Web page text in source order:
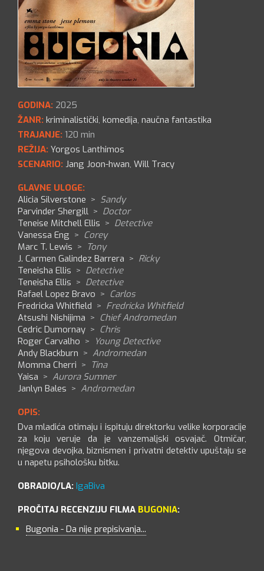
GODINA: 2025
ŽANR: kriminalistički, komedija, naučna fantastika
TRAJANJE: 120 min
REŽIJA: Yorgos Lanthimos
SCENARIO: Jang Joon-hwan, Will Tracy
GLAVNE ULOGE:
Alicia Silverstone > Sandy
Parvinder Shergill > Doctor
Teneise Mitchell Ellis > Detective
Vanessa Eng > Corey
Marc T. Lewis > Tony
J. Carmen Galindez Barrera > Ricky
Teneisha Ellis > Detective
Teneisha Ellis > Detective
Rafael Lopez Bravo > Carlos
Fredricka Whitfield > Fredricka Whitfield
Atsushi Nishijima > Chief Andromedan
Cedric Dumornay > Chris
Roger Carvalho > Young Detective
Andy Blackburn > Andromedan
Momma Cherri > Tina
Yaisa > Aurora Sumner
Janlyn Bales > Andromedan
OPIS:
Dva mladića otimaju i ispituju direktorku velike korporacije
za koju veruje da je vanzemaljski osvajač. Otmičar,
njegova devojka, biznismen i privatni detektiv upuštaju se
u napetu psihološku bitku.
OBRADIO/LA: IgaBiva
PROČITAJ RECENZIJU FILMA BUGONIA:
Bugonia - Da nije prepisivanja...